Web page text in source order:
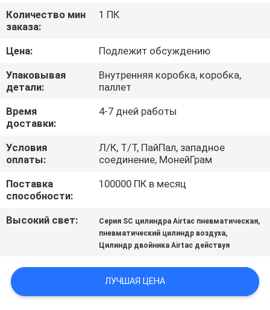
КОНТРОЛЬ
КАЧЕСТВА
СВЯЖИТЕСЬ
С
НАМИ
ЦИТАТУ
COMPANY
КАРТА
Количество мин
заказа:
1 ПК
Цена:
Подлежит обсуждению
Упаковывая
детали:
Внутренняя коробка, коробка,
паллет
Время
доставки:
4-7 дней работы
Условия
оплаты:
Л/К, Т/Т, ПайПал, западное
соединение, МонейГрам
Поставка
способности:
100000 ПК в месяц
Высокий свет: Серия SC цилиндра Airtac пневматическая,
пневматический цилиндр воздуха,
Цилиндр двойника Airtac действуя
ЛУЧШАЯ ЦЕНА